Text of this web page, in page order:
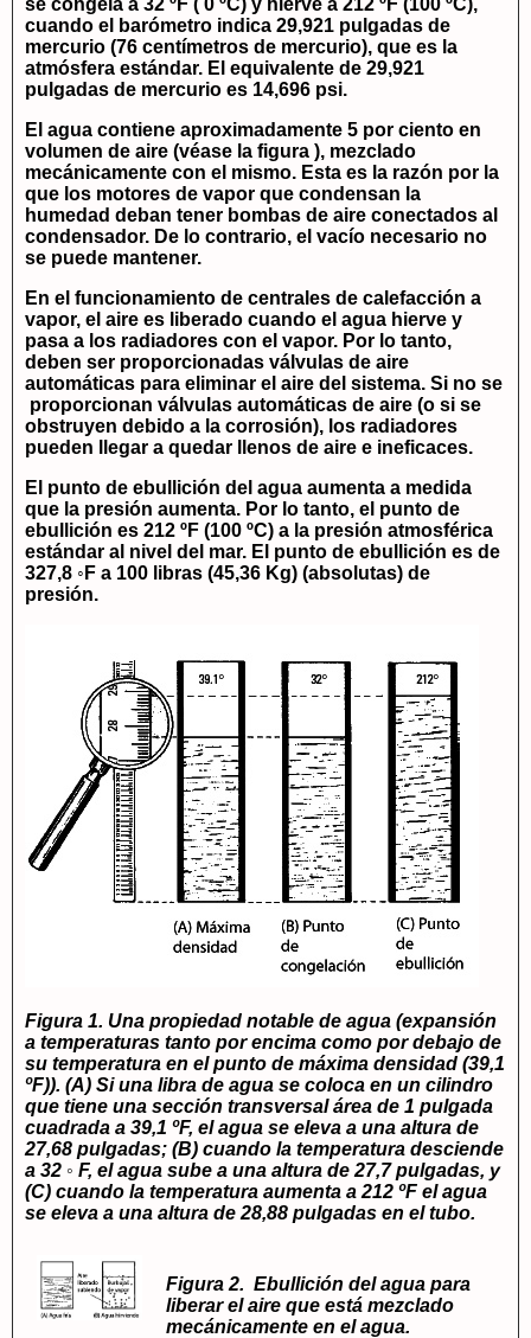
se congela a 32 ºF ( 0 ºC) y hierve a 212 ºF (100 ºC),
cuando el barómetro indica 29,921 pulgadas de
mercurio (76 centímetros de mercurio), que es la
atmósfera estándar. El equivalente de 29,921
pulgadas de mercurio es 14,696 psi.
El agua contiene aproximadamente 5 por ciento en
volumen de aire (véase la figura ), mezclado
mecánicamente con el mismo. Esta es la razón por la
que los motores de vapor que condensan la
humedad deban tener bombas de aire conectados al
condensador. De lo contrario, el vacío necesario no
se puede mantener.
En el funcionamiento de centrales de calefacción a
vapor, el aire es liberado cuando el agua hierve y
pasa a los radiadores con el vapor. Por lo tanto,
deben ser proporcionadas válvulas de aire
automáticas para eliminar el aire del sistema. Si no se
proporcionan válvulas automáticas de aire (o si se
obstruyen debido a la corrosión), los radiadores
pueden llegar a quedar llenos de aire e ineficaces.
El punto de ebullición del agua aumenta a medida
que la presión aumenta. Por lo tanto, el punto de
ebullición es 212 ºF (100 ºC) a la presión atmosférica
estándar al nivel del mar. El punto de ebullición es de
327,8 ◦F a 100 libras (45,36 Kg) (absolutas) de
presión.
Figura 1. Una propiedad notable de agua (expansión
a temperaturas tanto por encima como por debajo de
su temperatura en el punto de máxima densidad (39,1
ºF)). (A) Si una libra de agua se coloca en un cilindro
que tiene una sección transversal área de 1 pulgada
cuadrada a 39,1 ºF, el agua se eleva a una altura de
27,68 pulgadas; (B) cuando la temperatura desciende
a 32 ◦ F, el agua sube a una altura de 27,7 pulgadas, y
(C) cuando la temperatura aumenta a 212 ºF el agua
se eleva a una altura de 28,88 pulgadas en el tubo.
Figura 2. Ebullición del agua para
liberar el aire que está mezclado
mecánicamente en el agua.